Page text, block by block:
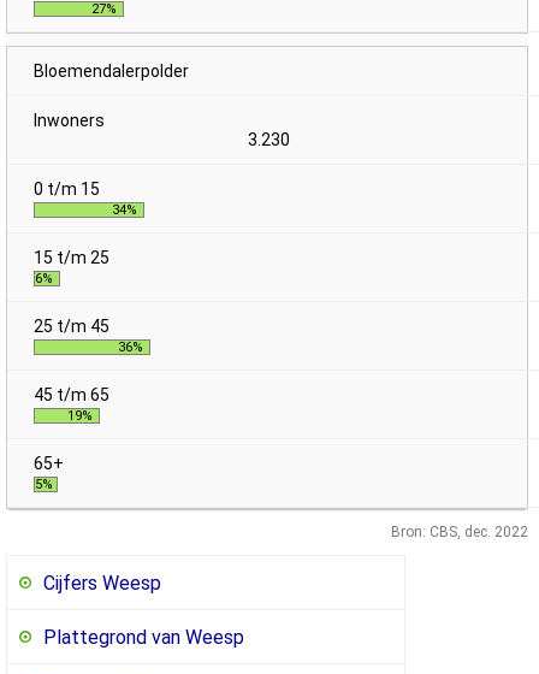
27%
Bloemendalerpolder
3.230
34%
6%
36%
19%
5%
Bron: CBS, dec. 2022
Cijfers Weesp
Plattegrond van Weesp